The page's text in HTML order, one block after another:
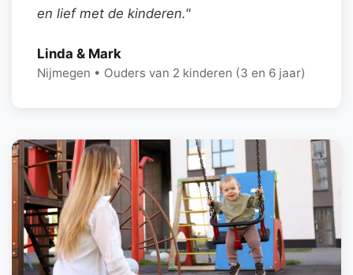
en lief met de kinderen."
Linda & Mark
Nijmegen • Ouders van 2 kinderen (3 en 6 jaar)